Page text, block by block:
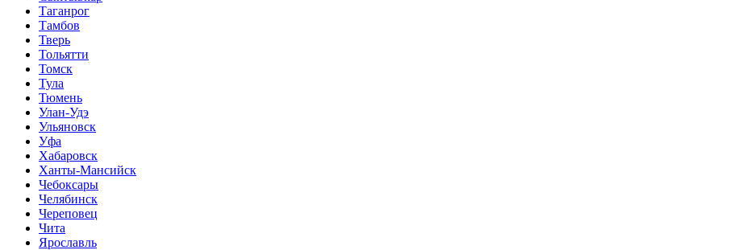
Таганрог
Тамбов
Тверь
Тольятти
Томск
Тула
Тюмень
Улан-Удэ
Ульяновск
Уфа
Хабаровск
Ханты-Мансийск
Чебоксары
Челябинск
Череповец
Чита
Ярославль